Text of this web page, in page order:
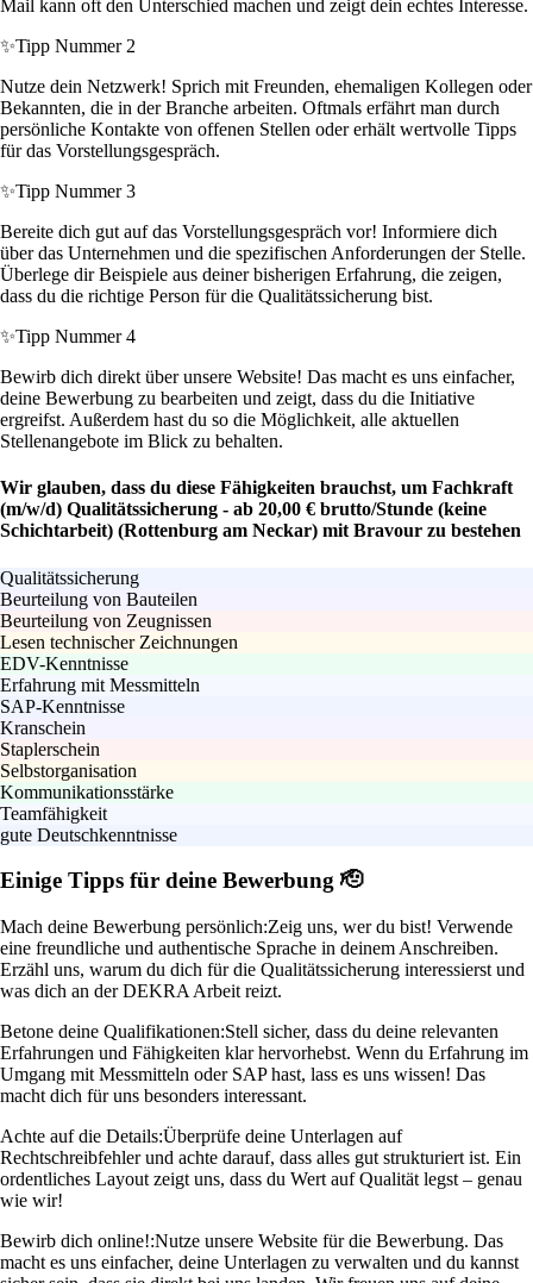
Mail kann oft den Unterschied machen und zeigt dein echtes Interesse.
✨Tipp Nummer 2
Nutze dein Netzwerk! Sprich mit Freunden, ehemaligen Kollegen oder
Bekannten, die in der Branche arbeiten. Oftmals erfährt man durch
persönliche Kontakte von offenen Stellen oder erhält wertvolle Tipps
für das Vorstellungsgespräch.
✨Tipp Nummer 3
Bereite dich gut auf das Vorstellungsgespräch vor! Informiere dich
über das Unternehmen und die spezifischen Anforderungen der Stelle.
Überlege dir Beispiele aus deiner bisherigen Erfahrung, die zeigen,
dass du die richtige Person für die Qualitätssicherung bist.
✨Tipp Nummer 4
Bewirb dich direkt über unsere Website! Das macht es uns einfacher,
deine Bewerbung zu bearbeiten und zeigt, dass du die Initiative
ergreifst. Außerdem hast du so die Möglichkeit, alle aktuellen
Stellenangebote im Blick zu behalten.
Wir glauben, dass du diese Fähigkeiten brauchst, um Fachkraft
(m/w/d) Qualitätssicherung - ab 20,00 € brutto/Stunde (keine
Schichtarbeit) (Rottenburg am Neckar) mit Bravour zu bestehen
Qualitätssicherung
Beurteilung von Bauteilen
Beurteilung von Zeugnissen
Lesen technischer Zeichnungen
EDV-Kenntnisse
Erfahrung mit Messmitteln
SAP-Kenntnisse
Kranschein
Staplerschein
Selbstorganisation
Kommunikationsstärke
Teamfähigkeit
gute Deutschkenntnisse
Einige Tipps für deine Bewerbung 🫡
Mach deine Bewerbung persönlich:Zeig uns, wer du bist! Verwende
eine freundliche und authentische Sprache in deinem Anschreiben.
Erzähl uns, warum du dich für die Qualitätssicherung interessierst und
was dich an der DEKRA Arbeit reizt.
Betone deine Qualifikationen:Stell sicher, dass du deine relevanten
Erfahrungen und Fähigkeiten klar hervorhebst. Wenn du Erfahrung im
Umgang mit Messmitteln oder SAP hast, lass es uns wissen! Das
macht dich für uns besonders interessant.
Achte auf die Details:Überprüfe deine Unterlagen auf
Rechtschreibfehler und achte darauf, dass alles gut strukturiert ist. Ein
ordentliches Layout zeigt uns, dass du Wert auf Qualität legst – genau
wie wir!
Bewirb dich online!:Nutze unsere Website für die Bewerbung. Das
macht es uns einfacher, deine Unterlagen zu verwalten und du kannst